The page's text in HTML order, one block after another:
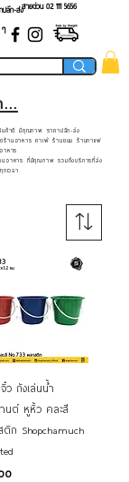
สายด่วน 02 ​111 5656
ปลีก-ส่ง
ๆ
นค้าดี มีคุณภาพ ราคาปลีก-ส่ง
ร้านอาหาร คาเฟ่ ร้านขนม ร้านกาแฟ
าหาร
นอาหาร ที่มีคุณภาพ รวมถึงบริการที่ส่ง
กเวลา
ว ถังเล่นน้ำ
นต์ หูหิ้ว คละสี
ก Shopchamuch